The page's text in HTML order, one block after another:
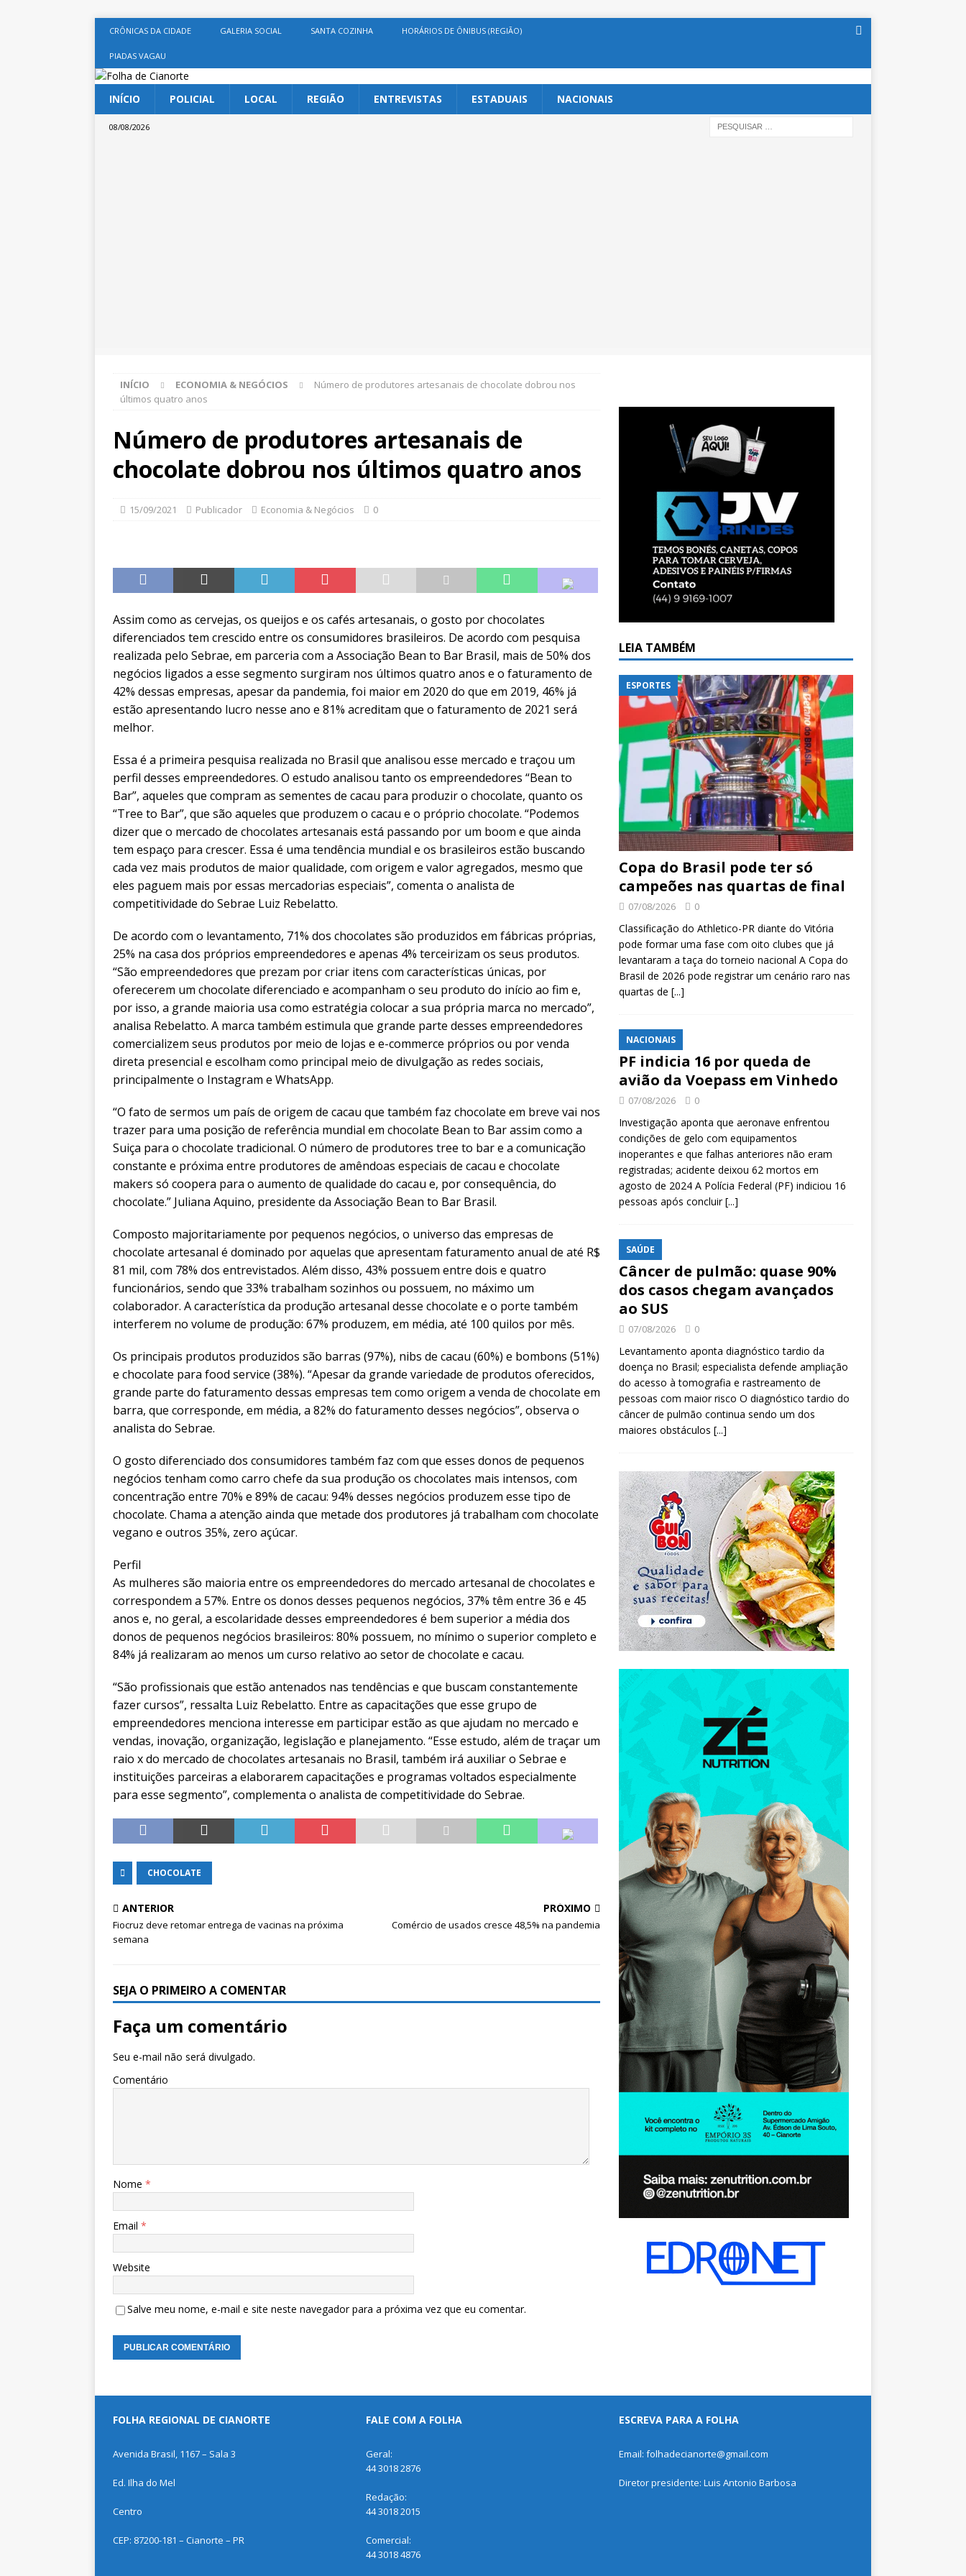
CRÔNICAS DA CIDADE GALERIA SOCIAL SANTA COZINHA HORÁRIOS DE ÔNIBUS (REGIÃO)
PIADAS VAGAU
INÍCIO POLICIAL LOCAL REGIÃO ENTREVISTAS ESTADUAIS NACIONAIS
08/08/2026
INÍCIO ECONOMIA & NEGÓCIOS
Número de produtores artesanais de chocolate dobrou nos
últimos quatro anos
Número de produtores artesanais de
chocolate dobrou nos últimos quatro anos
15/09/2021 Publicador Economia & Negócios 0
Assim como as cervejas, os queijos e os cafés artesanais, o gosto por chocolates
diferenciados tem crescido entre os consumidores brasileiros. De acordo com pesquisa
realizada pelo Sebrae, em parceria com a Associação Bean to Bar Brasil, mais de 50% dos
negócios ligados a esse segmento surgiram nos últimos quatro anos e o faturamento de
42% dessas empresas, apesar da pandemia, foi maior em 2020 do que em 2019, 46% já
estão apresentando lucro nesse ano e 81% acreditam que o faturamento de 2021 será
melhor.
Essa é a primeira pesquisa realizada no Brasil que analisou esse mercado e traçou um
perfil desses empreendedores. O estudo analisou tanto os empreendedores “Bean to
Bar”, aqueles que compram as sementes de cacau para produzir o chocolate, quanto os
“Tree to Bar”, que são aqueles que produzem o cacau e o próprio chocolate. “Podemos
dizer que o mercado de chocolates artesanais está passando por um boom e que ainda
tem espaço para crescer. Essa é uma tendência mundial e os brasileiros estão buscando
cada vez mais produtos de maior qualidade, com origem e valor agregados, mesmo que
eles paguem mais por essas mercadorias especiais”, comenta o analista de
competitividade do Sebrae Luiz Rebelatto.
De acordo com o levantamento, 71% dos chocolates são produzidos em fábricas próprias,
25% na casa dos próprios empreendedores e apenas 4% terceirizam os seus produtos.
“São empreendedores que prezam por criar itens com características únicas, por
oferecerem um chocolate diferenciado e acompanham o seu produto do início ao fim e,
por isso, a grande maioria usa como estratégia colocar a sua própria marca no mercado”,
analisa Rebelatto. A marca também estimula que grande parte desses empreendedores
comercializem seus produtos por meio de lojas e e-commerce próprios ou por venda
direta presencial e escolham como principal meio de divulgação as redes sociais,
principalmente o Instagram e WhatsApp.
“O fato de sermos um país de origem de cacau que também faz chocolate em breve vai nos
trazer para uma posição de referência mundial em chocolate Bean to Bar assim como a
Suiça para o chocolate tradicional. O número de produtores tree to bar e a comunicação
constante e próxima entre produtores de amêndoas especiais de cacau e chocolate
makers só coopera para o aumento de qualidade do cacau e, por consequência, do
chocolate.” Juliana Aquino, presidente da Associação Bean to Bar Brasil.
Composto majoritariamente por pequenos negócios, o universo das empresas de
chocolate artesanal é dominado por aquelas que apresentam faturamento anual de até R$
81 mil, com 78% dos entrevistados. Além disso, 43% possuem entre dois e quatro
funcionários, sendo que 33% trabalham sozinhos ou possuem, no máximo um
colaborador. A característica da produção artesanal desse chocolate e o porte também
interferem no volume de produção: 67% produzem, em média, até 100 quilos por mês.
Os principais produtos produzidos são barras (97%), nibs de cacau (60%) e bombons (51%)
e chocolate para food service (38%). “Apesar da grande variedade de produtos oferecidos,
grande parte do faturamento dessas empresas tem como origem a venda de chocolate em
barra, que corresponde, em média, a 82% do faturamento desses negócios”, observa o
analista do Sebrae.
O gosto diferenciado dos consumidores também faz com que esses donos de pequenos
negócios tenham como carro chefe da sua produção os chocolates mais intensos, com
concentração entre 70% e 89% de cacau: 94% desses negócios produzem esse tipo de
chocolate. Chama a atenção ainda que metade dos produtores já trabalham com chocolate
vegano e outros 35%, zero açúcar.
Perfil
As mulheres são maioria entre os empreendedores do mercado artesanal de chocolates e
correspondem a 57%. Entre os donos desses pequenos negócios, 37% têm entre 36 e 45
anos e, no geral, a escolaridade desses empreendedores é bem superior a média dos
donos de pequenos negócios brasileiros: 80% possuem, no mínimo o superior completo e
84% já realizaram ao menos um curso relativo ao setor de chocolate e cacau.
“São profissionais que estão antenados nas tendências e que buscam constantemente
fazer cursos”, ressalta Luiz Rebelatto. Entre as capacitações que esse grupo de
empreendedores menciona interesse em participar estão as que ajudam no mercado e
vendas, inovação, organização, legislação e planejamento. “Esse estudo, além de traçar um
raio x do mercado de chocolates artesanais no Brasil, também irá auxiliar o Sebrae e
instituições parceiras a elaborarem capacitações e programas voltados especialmente
para esse segmento”, complementa o analista de competitividade do Sebrae.
CHOCOLATE
ANTERIOR
Fiocruz deve retomar entrega de vacinas na próxima
semana
PRÓXIMO
Comércio de usados cresce 48,5% na pandemia
SEJA O PRIMEIRO A COMENTAR
Faça um comentário
Seu e-mail não será divulgado.
Comentário
Nome *
Email *
Website
Salve meu nome, e-mail e site neste navegador para a próxima vez que eu comentar.
LEIA TAMBÉM
ESPORTES
Copa do Brasil pode ter só
campeões nas quartas de final
07/08/2026 0
Classificação do Athletico-PR diante do Vitória
pode formar uma fase com oito clubes que já
levantaram a taça do torneio nacional A Copa do
Brasil de 2026 pode registrar um cenário raro nas
quartas de [...]
NACIONAIS
PF indicia 16 por queda de
avião da Voepass em Vinhedo
07/08/2026 0
Investigação aponta que aeronave enfrentou
condições de gelo com equipamentos
inoperantes e que falhas anteriores não eram
registradas; acidente deixou 62 mortos em
agosto de 2024 A Polícia Federal (PF) indiciou 16
pessoas após concluir[...]
SAÚDE
Câncer de pulmão: quase 90%
dos casos chegam avançados
ao SUS
07/08/2026 0
Levantamento aponta diagnóstico tardio da
doença no Brasil; especialista defende ampliação
do acesso à tomografia e rastreamento de
pessoas com maior risco O diagnóstico tardio do
câncer de pulmão continua sendo um dos
maiores obstáculos [...]
FOLHA REGIONAL DE CIANORTE
Avenida Brasil, 1167 – Sala 3
Ed. Ilha do Mel
Centro
CEP: 87200-181 – Cianorte – PR
FALE COM A FOLHA
Geral:
44 3018 2876
Redação:
44 3018 2015
Comercial:
44 3018 4876
ESCREVA PARA A FOLHA
Email: folhadecianorte@gmail.com
Diretor presidente: Luis Antonio Barbosa